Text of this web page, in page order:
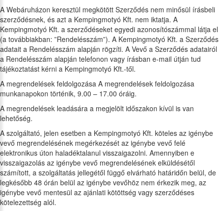
A Webáruházon keresztül megkötött Szerződés nem minősül írásbeli
szerződésnek, és azt a Kempingmotyó Kft. nem iktatja. A
Kempingmotyó Kft. a szerződéseket egyedi azonosítószámmal látja el
(a továbbiakban: ”Rendelésszám”). A Kempingmotyó Kft. a Szerződés
adatait a Rendelésszám alapján rögzíti. A Vevő a Szerződés adatairól
a Rendelésszám alapján telefonon vagy írásban e-mail útján tud
tájékoztatást kérni a Kempingmotyó Kft.-től.
A megrendelések feldolgozása A megrendelések feldolgozása
munkanapokon történik, 9.00 – 17.00 óráig.
A megrendelések leadására a megjelölt időszakon kívül is van
lehetőség.
A szolgáltató, jelen esetben a Kempingmotyó Kft. köteles az igénybe
vevő megrendelésének megérkezését az igénybe vevő felé
elektronikus úton haladéktalanul visszaigazolni. Amennyiben e
visszaigazolás az igénybe vevő megrendelésének elküldésétől
számított, a szolgáltatás jellegétől függő elvárható határidőn belül, de
legkésőbb 48 órán belül az igénybe vevőhöz nem érkezik meg, az
igénybe vevő mentesül az ajánlati kötöttség vagy szerződéses
kötelezettség alól.